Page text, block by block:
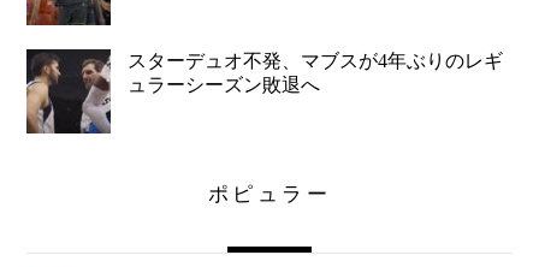
スターデュオ不発、マブスが4年ぶりのレギ
ュラーシーズン敗退へ
ポピュラー